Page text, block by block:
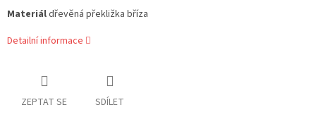
Materiáldřevěná překližka bříza
Detailní informace
ZEPTAT SE SDÍLET